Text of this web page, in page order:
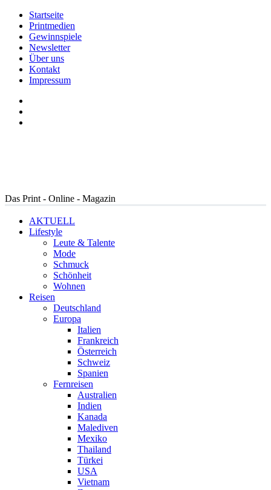
Startseite
Printmedien
Gewinnspiele
Newsletter
Über uns
Kontakt
Impressum
Das Print - Online - Magazin
AKTUELL
Lifestyle
Leute & Talente
Mode
Schmuck
Schönheit
Wohnen
Reisen
Deutschland
Europa
Italien
Frankreich
Österreich
Schweiz
Spanien
Fernreisen
Australien
Indien
Kanada
Malediven
Mexiko
Thailand
Türkei
USA
Vietnam